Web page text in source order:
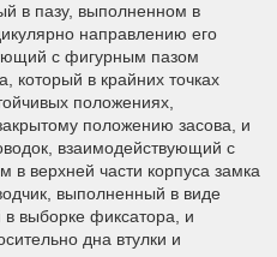
в пазу, выполненном в
направлению его
с фигурным пазом
который в крайних точках
положениях,
положению засова, и
взаимодействующий с
в верхней части корпуса замка
выполненный в виде
выборке фиксатора, и
дна втулки и